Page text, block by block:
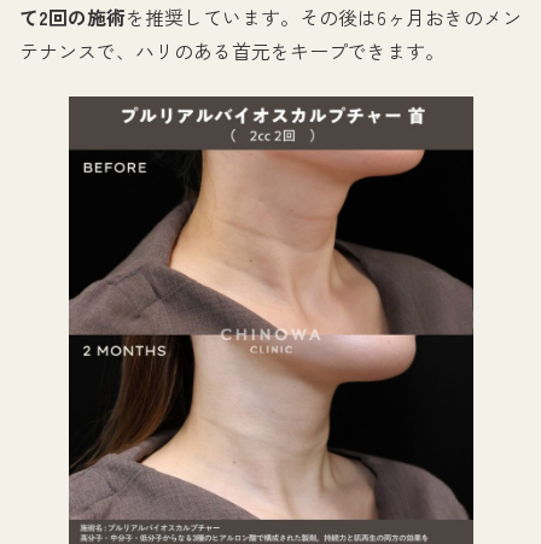
て2回の施術を推奨しています。その後は6ヶ月おきのメン
テナンスで、ハリのある首元をキープできます。